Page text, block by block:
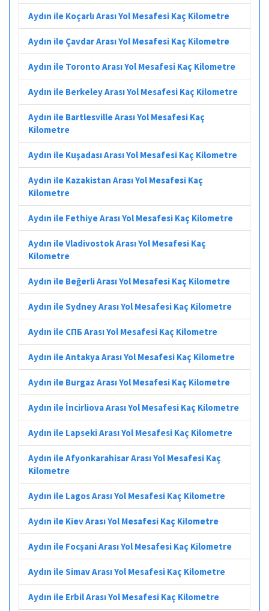
Aydın ile Koçarlı Arası Yol Mesafesi Kaç Kilometre
Aydın ile Çavdar Arası Yol Mesafesi Kaç Kilometre
Aydın ile Toronto Arası Yol Mesafesi Kaç Kilometre
Aydın ile Berkeley Arası Yol Mesafesi Kaç Kilometre
Aydın ile Bartlesville Arası Yol Mesafesi Kaç
Kilometre
Aydın ile Kuşadası Arası Yol Mesafesi Kaç Kilometre
Aydın ile Kazakistan Arası Yol Mesafesi Kaç
Kilometre
Aydın ile Fethiye Arası Yol Mesafesi Kaç Kilometre
Aydın ile Vladivostok Arası Yol Mesafesi Kaç
Kilometre
Aydın ile Beğerli Arası Yol Mesafesi Kaç Kilometre
Aydın ile Sydney Arası Yol Mesafesi Kaç Kilometre
Aydın ile СПБ Arası Yol Mesafesi Kaç Kilometre
Aydın ile Antakya Arası Yol Mesafesi Kaç Kilometre
Aydın ile Burgaz Arası Yol Mesafesi Kaç Kilometre
Aydın ile İncirliova Arası Yol Mesafesi Kaç Kilometre
Aydın ile Lapseki Arası Yol Mesafesi Kaç Kilometre
Aydın ile Afyonkarahisar Arası Yol Mesafesi Kaç
Kilometre
Aydın ile Lagos Arası Yol Mesafesi Kaç Kilometre
Aydın ile Kiev Arası Yol Mesafesi Kaç Kilometre
Aydın ile Focșani Arası Yol Mesafesi Kaç Kilometre
Aydın ile Simav Arası Yol Mesafesi Kaç Kilometre
Aydın ile Erbil Arası Yol Mesafesi Kaç Kilometre